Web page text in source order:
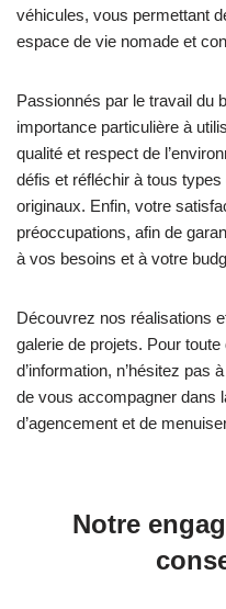
véhicules, vous permettant
espace de vie nomade et
Passionnés par le travail du
importance particulière à
qualité et respect de
défis et réfléchir à tous
originaux. Enfin, votre
préoccupations, afin de
à vos besoins et à votre
Découvrez nos réalisations
galerie de projets. Pour
d’information, n’hésitez pas
de vous accompagner dans
d’agencement et de
Notre